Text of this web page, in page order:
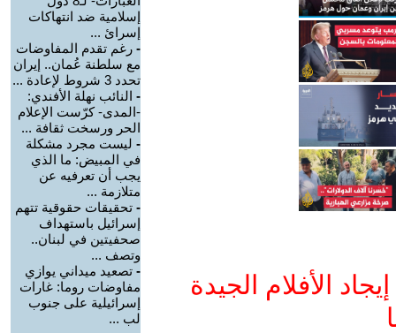
الأفلام الجيدة
إسلامية ضد انتهاكات
إسرائ ...
- رغم تقدم المفاوضات
مع سلطنة عُمان.. إيران
تحدد 3 شروط لإعادة ...
- النائب نهلة الأفندي:
-المدى- كرّست الإعلام
الحر ورسخت ثقافة ...
- ليست مجرد مشكلة
في المبيض: ما الذي
يجب أن تعرفيه عن
متلازمة ...
- تحقيقات حقوقية تتهم
إسرائيل باستهداف
صحفيتين في لبنان..
وتصف ...
- تصعيد ميداني يوازي
مفاوضات روما: غارات
إسرائيلية على جنوب
لب ...